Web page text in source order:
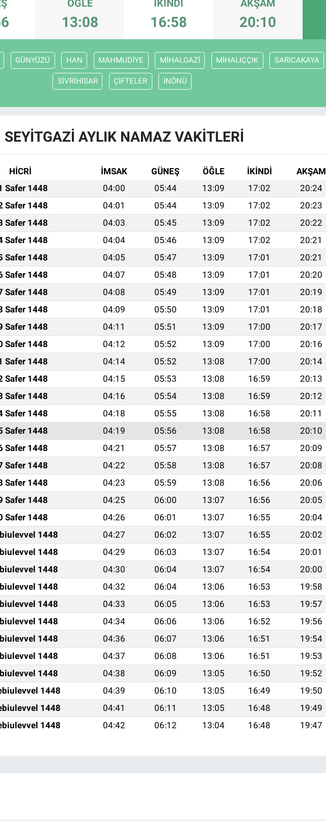
ÖĞLE
13:08
İKINDI
16:58
AKŞAM
20:10
GÜNYÜZÜ HAN MAHMUDİYE MİHALGAZİ MİHALIÇÇIK SARICAKAYA
SİVRİHİSAR ÇİFTELER İNÖNÜ
SEYİTGAZİ AYLIK NAMAZ VAKITLERI
HİCRİ İMSAK GÜNEŞ ÖĞLE İKINDI AKŞAM
Safer 1448 04:00 05:44 13:09 17:02 20:24
Safer 1448 04:01 05:44 13:09 17:02 20:23
Safer 1448 04:03 05:45 13:09 17:02 20:22
Safer 1448 04:04 05:46 13:09 17:02 20:21
Safer 1448 04:05 05:47 13:09 17:01 20:21
Safer 1448 04:07 05:48 13:09 17:01 20:20
Safer 1448 04:08 05:49 13:09 17:01 20:19
Safer 1448 04:09 05:50 13:09 17:01 20:18
Safer 1448 04:11 05:51 13:09 17:00 20:17
Safer 1448 04:12 05:52 13:09 17:00 20:16
Safer 1448 04:14 05:52 13:08 17:00 20:14
Safer 1448 04:15 05:53 13:08 16:59 20:13
Safer 1448 04:16 05:54 13:08 16:59 20:12
Safer 1448 04:18 05:55 13:08 16:58 20:11
Safer 1448 04:19 05:56 13:08 16:58 20:10
Safer 1448 04:21 05:57 13:08 16:57 20:09
Safer 1448 04:22 05:58 13:08 16:57 20:08
Safer 1448 04:23 05:59 13:08 16:56 20:06
Safer 1448 04:25 06:00 13:07 16:56 20:05
Safer 1448 04:26 06:01 13:07 16:55 20:04
1448 04:27 06:02 13:07 16:55 20:02
1448 04:29 06:03 13:07 16:54 20:01
1448 04:30 06:04 13:07 16:54 20:00
1448 04:32 06:04 13:06 16:53 19:58
1448 04:33 06:05 13:06 16:53 19:57
1448 04:34 06:06 13:06 16:52 19:56
1448 04:36 06:07 13:06 16:51 19:54
1448 04:37 06:08 13:06 16:51 19:53
1448 04:38 06:09 13:05 16:50 19:52
1448 04:39 06:10 13:05 16:49 19:50
1448 04:41 06:11 13:05 16:48 19:49
1448 04:42 06:12 13:04 16:48 19:47